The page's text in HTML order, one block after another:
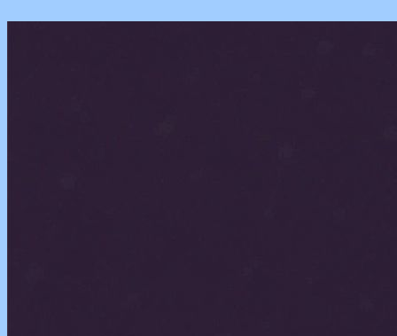
Перейти